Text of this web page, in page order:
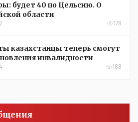
будет 40 по Цельсию. О
области
178
казахстанцы теперь смогут
инвалидности
188